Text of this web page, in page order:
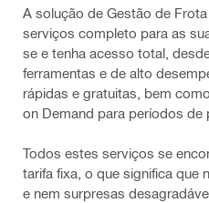
A solução de Gestão de
serviços completo para as
se e tenha acesso total,
ferramentas e de alto
rápidas e gratuitas, bem
on Demand para períodos de
Todos estes serviços se
tarifa fixa, o que significa que
e nem surpresas